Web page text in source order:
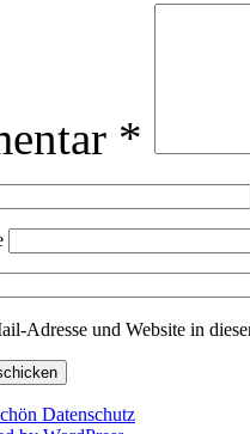
*
Adresse und Website in
Datenschutz